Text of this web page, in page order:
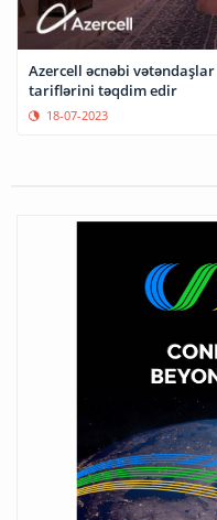
Azercell əcnəbi
tariflərini təqdim edir
18-07-2023